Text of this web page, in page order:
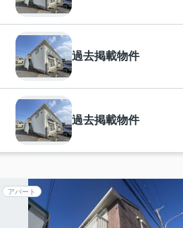
過去掲載物件
過去掲載物件
アパート